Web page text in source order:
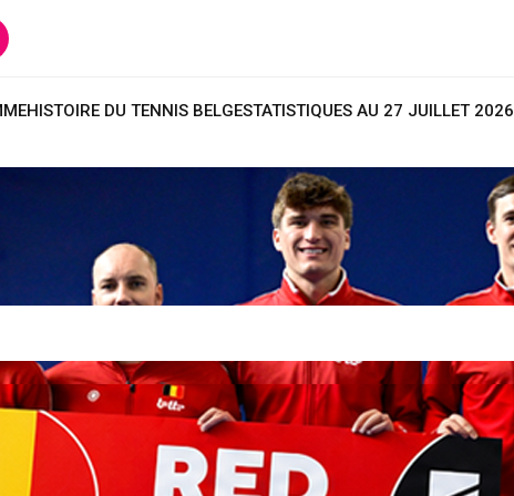
HISTOIRE DU TENNIS BELGESTATISTIQUES AU 27 JUILLET 2026